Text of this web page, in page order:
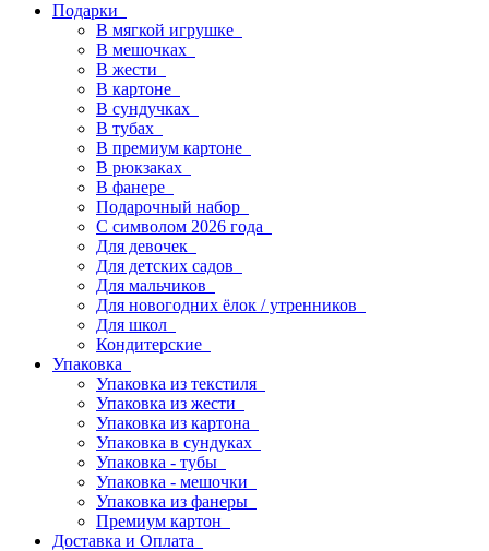
Подарки
В мягкой игрушке
В мешочках
В жести
В картоне
В сундучках
В тубах
В премиум картоне
В рюкзаках
В фанере
Подарочный набор
С символом 2026 года
Для девочек
Для детских садов
Для мальчиков
Для новогодних ёлок / утренников
Для школ
Кондитерские
Упаковка
Упаковка из текстиля
Упаковка из жести
Упаковка из картона
Упаковка в сундуках
Упаковка - тубы
Упаковка - мешочки
Упаковка из фанеры
Премиум картон
Доставка и Оплата